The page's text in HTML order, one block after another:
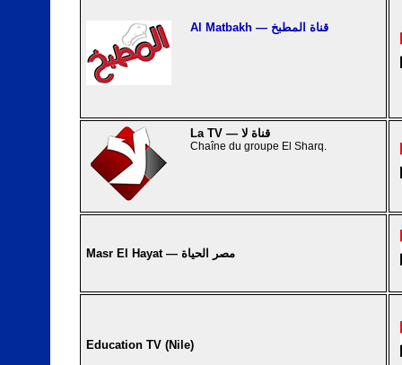
Al Matbakh — قناة المطبخ
La TV — قناة لا
Chaîne du groupe El Sharq.
Masr El Hayat — مصر الحياة
Education TV (Nile)